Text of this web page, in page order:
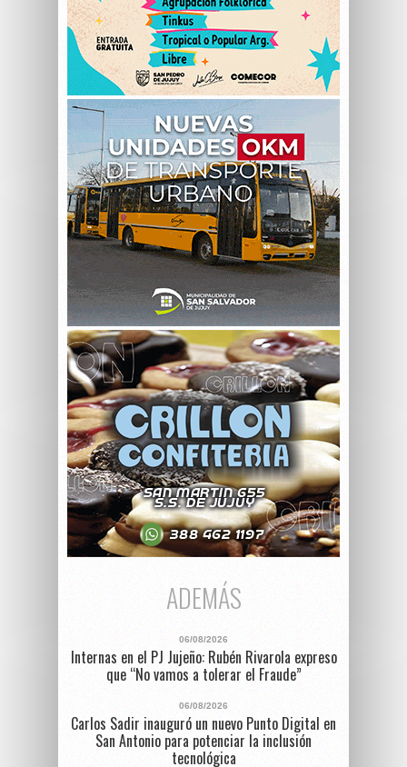
ADEMÁS
06/08/2026
Internas en el PJ Jujeño: Rubén Rivarola expreso
que “No vamos a tolerar el Fraude”
06/08/2026
Carlos Sadir inauguró un nuevo Punto Digital en
San Antonio para potenciar la inclusión
tecnológica